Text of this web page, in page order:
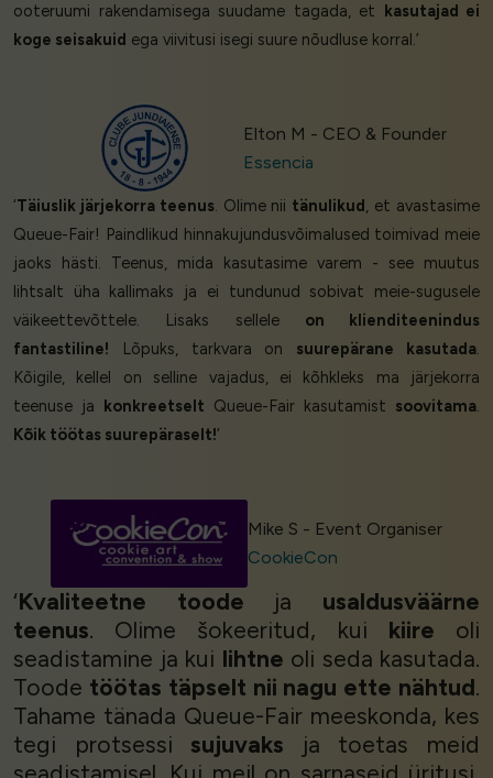
ooteruumi rakendamisega suudame tagada, et
kasutajad ei
koge seisakuid ega viivitusi isegi suure nõudluse korral.’
Elton M - CEO & Founder
Essencia
‘Täiuslik järjekorra teenus. Olime nii tänulikud, et avastasime
Queue-Fair! Paindlikud hinnakujundusvõimalused toimivad meie
jaoks hästi. Teenus, mida kasutasime varem - see muutus
lihtsalt üha kallimaks ja ei tundunud sobivat meie-sugusele
väikeettevõttele. Lisaks sellele on klienditeenindus
fantastiline! Lõpuks, tarkvara on suurepärane kasutada.
Kõigile, kellel on selline vajadus, ei kõhkleks ma järjekorra
teenuse ja konkreetselt Queue-Fair kasutamist soovitama.
Kõik töötas suurepäraselt!’
Mike S - Event Organiser
CookieCon
‘Kvaliteetne toode ja usaldusväärne
teenus. Olime šokeeritud, kui kiire oli
seadistamine ja kui lihtne oli seda kasutada.
Toode töötas täpselt nii nagu ette nähtud.
Tahame tänada Queue-Fair meeskonda, kes
tegi protsessisujuvaks ja toetas meid